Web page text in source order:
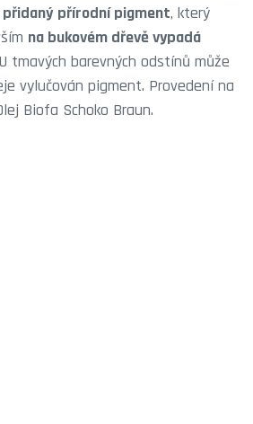
přidaný přírodní pigment, který
na bukovém dřevě vypadá
tmavých barevných odstínů může
vylučován pigment. Provedení na
Biofa Schoko Braun.